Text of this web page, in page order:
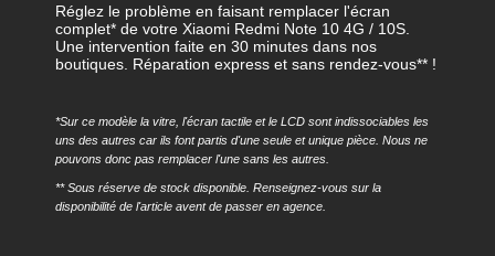
Réglez le problème en faisant remplacer l'écran
complet* de votre Xiaomi Redmi Note 10 4G / 10S.
Une intervention faite en 30 minutes dans nos
boutiques. Réparation express et sans rendez-vous** !
*Sur ce modèle la vitre, l'écran tactile et le LCD sont indissociables les
uns des autres car ils font partis d'une seule et unique pièce. Nous ne
pouvons donc pas remplacer l'une sans les autres.
** Sous réserve de stock disponible. Renseignez-vous sur la
disponibilité de l'article avent de passer en agence.